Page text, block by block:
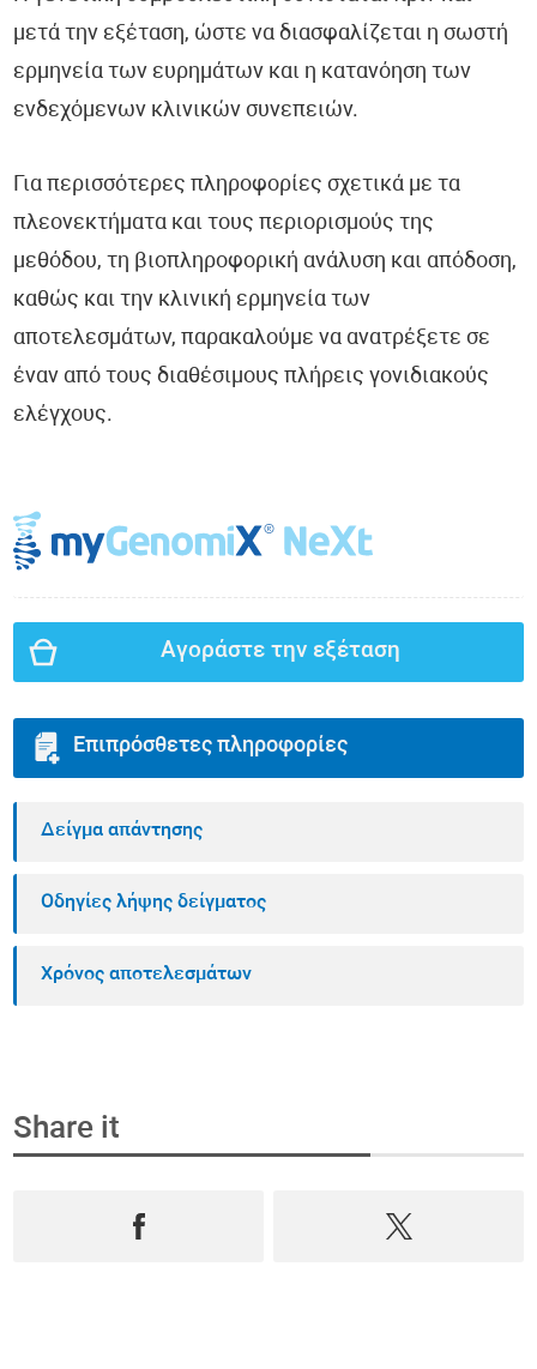
μετά την εξέταση, ώστε να διασφαλίζεται η σωστή
ερμηνεία των ευρημάτων και η κατανόηση των
ενδεχόμενων κλινικών συνεπειών.
Για περισσότερες πληροφορίες σχετικά με τα
πλεονεκτήματα και τους περιορισμούς της
μεθόδου, τη βιοπληροφορική ανάλυση και απόδοση,
καθώς και την κλινική ερμηνεία των
αποτελεσμάτων, παρακαλούμε να ανατρέξετε σε
έναν από τους διαθέσιμους πλήρεις γονιδιακούς
ελέγχους.
Αγοράστε την εξέταση
Επιπρόσθετες πληροφορίες
Δείγμα απάντησης
Οδηγίες λήψης δείγματος
Χρόνος αποτελεσμάτων
Share it